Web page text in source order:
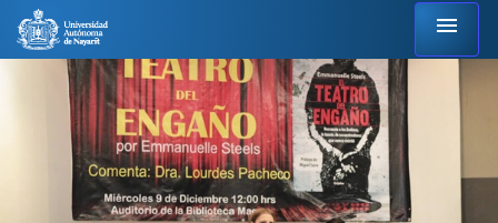
menu